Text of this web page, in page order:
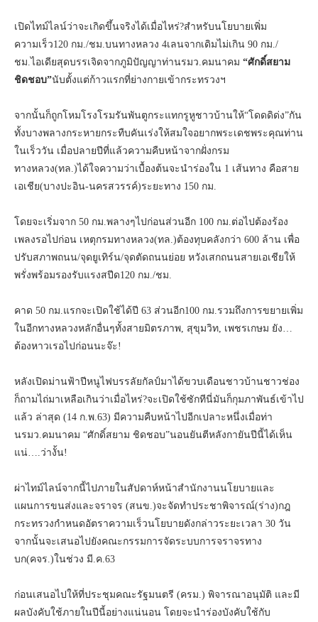
เปิดไทม์ไลน์ว่าจะเกิดขึ้นจริงได้เมื่อไหร่?สำหรับนโยบายเพิ่ม
ความเร็ว120 กม./ชม.บนทางหลวง 4เลนจากเดิมไม่เกิน 90 กม./
ชม.ไอเดียสุดบรรเจิดจากภูมิปัญญาท่านรมว.คมนาคม “ศักดิ์สยาม
ชิดชอบ”นับตั้งแต่ก้าวแรกที่ย่างกายเข้ากระทรวงฯ
จากนั้นก็ถูกโหมโรงโรมรันพันตูกระแทกรูหูชาวบ้านให้“โดดดิด่ง”กัน
ทั้งบางพลางกระหายกระทืบคันเร่งให้สมใจอยากพระเดชพระคุณท่าน
ในเร็ววัน เมื่อปลายปีที่แล้วความคืบหน้าจากฝั่งกรม
ทางหลวง(ทล.)ได้ใจความว่าเบื้องต้นจะนำร่องใน 1 เส้นทาง คือสาย
เอเชีย(บางปะอิน-นครสวรรค์)ระยะทาง 150 กม.
โดยจะเริ่มจาก 50 กม.พลางๆไปก่อนส่วนอีก 100 กม.ต่อไปต้องร้อง
เพลงรอไปก่อน เหตุกรมทางหลวง(ทล.)ต้องทุบคลังกว่า 600 ล้าน เพื่อ
ปรับสภาพถนน/จุดยูเทิร์น/จุดตัดถนนย่อย หวังเสกถนนสายเอเชียให้
พรั่งพร้อมรองรับแรงสปีด120 กม./ชม.
คาด 50 กม.แรกจะเปิดใช้ได้ปี 63 ส่วนอีก100 กม.รวมถึงการขยายเพิ่ม
ในอีกทางหลวงหลักอื่นๆทั้งสายมิตรภาพ, สุขุมวิท, เพชรเกษม ยัง…
ต้องหาวเรอไปก่อนนะจ๊ะ!
หลังเปิดม่านฟ้าปีหนูไฟบรรลัยกัลป์มาได้ขวบเดือนชาวบ้านชาวช่อง
ก็ถามไถ่มาเหลือเกินว่าเมื่อไหร่?จะเปิดใช้ซักทีนี่มันก็กุมภาพันธ์เข้าไป
แล้ว ล่าสุด (14 ก.พ.63) มีความคืบหน้าไปอีกเปลาะหนึ่งเมื่อท่า
นรมว.คมนาคม “ศักดิ์สยาม ชิดชอบ”นอนยันตีหลังกายันปีนี้ได้เห็น
แน่….ว่างั้น!
ผ่าไทม์ไลน์จากนี้ไปภายในสัปดาห์หน้าสำนักงานนโยบายและ
แผนการขนส่งและจราจร (สนข.)จะจัดทำประชาพิจารณ์(ร่าง)กฎ
กระทรวงกำหนดอัตราความเร็วนโยบายดังกล่าวระยะเวลา 30 วัน
จากนั้นจะเสนอไปยังคณะกรรมการจัดระบบการจราจรทาง
บก(คจร.)ในช่วง มี.ค.63
ก่อนเสนอไปให้ที่ประชุมคณะรัฐมนตรี (ครม.) พิจารณาอนุมัติ และมี
ผลบังคับใช้ภายในปีนี้อย่างแน่นอน โดยจะนำร่องบังคับใช้กับ